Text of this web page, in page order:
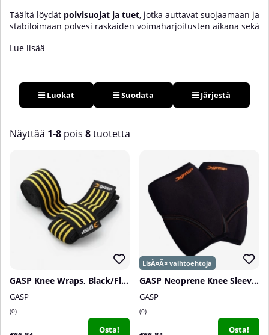
Täältä löydät polvisuojat ja tuet, jotka auttavat suojaamaan ja
stabiloimaan polvesi raskaiden voimaharjoitusten aikana sekä
Polvi on erittäin altis osa kehoa, erityisesti raskaiden
muotoja voit stabiloida polvesi, parantaa suorituskykyäsi ja
ehkäistä/kuntouttaa vammoja. Tarjolla on useita erilaisia
polvisuojia ja polvitukia. Meillä Tillskottsbolagetissa löydät
Lue lisää
Luokat Suodata Järjestä
Näyttää 1-8 pois 8tuotetta
GASP Knee Wraps, Black/Flame
GASP
0
Osta!
GASP Neoprene Knee Sleeve, black
GASP
0
Osta!